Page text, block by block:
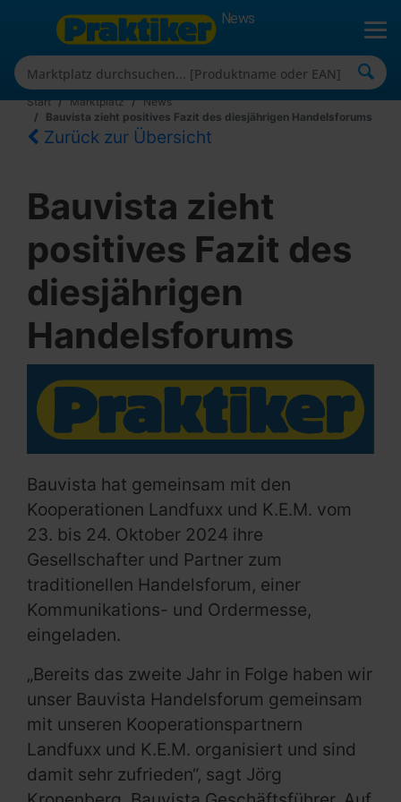
News
Start Marktplatz
News
Bauvista zieht positives Fazit des diesjährigen Handelsforums
Zurück zur Übersicht
Bauvista zieht
positives Fazit des
diesjährigen
Handelsforums
Bauvista hat gemeinsam mit den
Kooperationen Landfuxx und K.E.M. vom
23. bis 24. Oktober 2024 ihre
Gesellschafter und Partner zum
traditionellen Handelsforum, einer
Kommunikations- und Ordermesse,
eingeladen.
„Bereits das zweite Jahr in Folge haben wir
unser Bauvista Handelsforum gemeinsam
mit unseren Kooperationspartnern
Landfuxx und K.E.M. organisiert und sind
damit sehr zufrieden“, sagt Jörg